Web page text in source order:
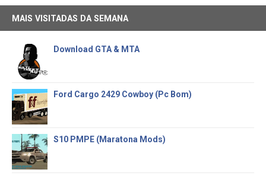
MAIS VISITADAS DA SEMANA
Download GTA & MTA
Ford Cargo 2429 Cowboy (Pc Bom)
S10 PMPE (Maratona Mods)